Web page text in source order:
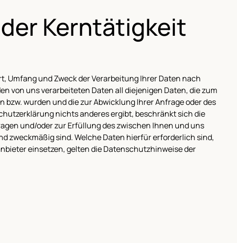
Kerntätigkeit
Umfang und Zweck der Verarbeitung Ihrer Daten nach
von uns verarbeiteten Daten all diejenigen Daten, die zum
wurden und die zur Abwicklung Ihrer Anfrage oder des
nichts anderes ergibt, beschränkt sich die
und/oder zur Erfüllung des zwischen Ihnen und uns
zweckmäßig sind. Welche Daten hierfür erforderlich sind,
einsetzen, gelten die Datenschutzhinweise der